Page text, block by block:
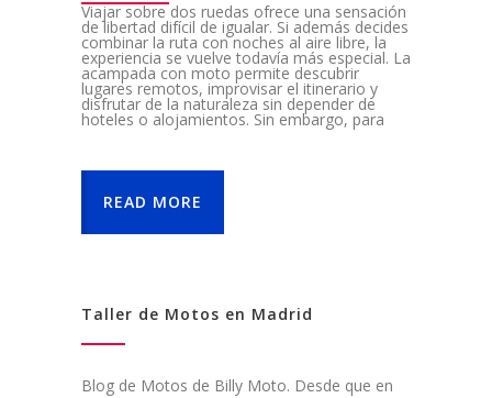
Viajar sobre dos ruedas ofrece una sensación
de libertad difícil de igualar. Si además decides
combinar la ruta con noches al aire libre, la
experiencia se vuelve todavía más especial. La
acampada con moto permite descubrir
lugares remotos, improvisar el itinerario y
disfrutar de la naturaleza sin depender de
hoteles o alojamientos. Sin embargo, para
READ MORE
Taller de Motos en Madrid
Blog de Motos de Billy Moto. Desde que en